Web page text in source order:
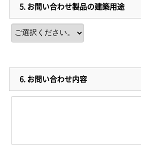
5.お問い合わせ製品の建築用途
6.お問い合わせ内容